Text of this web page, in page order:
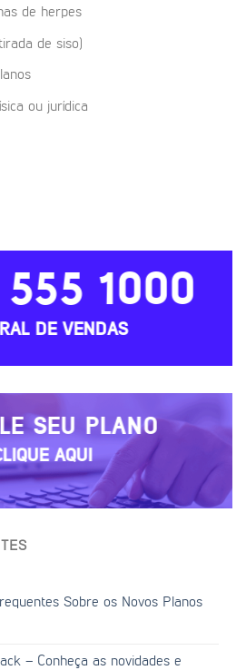
de herpes
de siso)
ou jurídica
1000
DE VENDAS
SEU PLANO
AQUI
Sobre os Novos Planos
– Conheça as novidades e